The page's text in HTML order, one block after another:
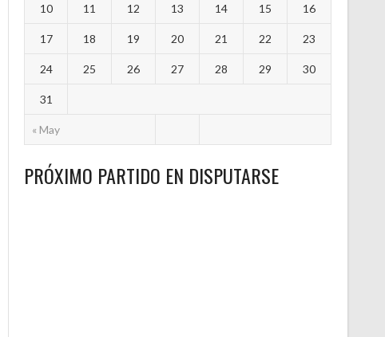
« May
10 11 12 13 14 15 16
17 18 19 20 21 22 23
24 25 26 27 28 29 30
31
PRÓXIMO PARTIDO EN DISPUTARSE